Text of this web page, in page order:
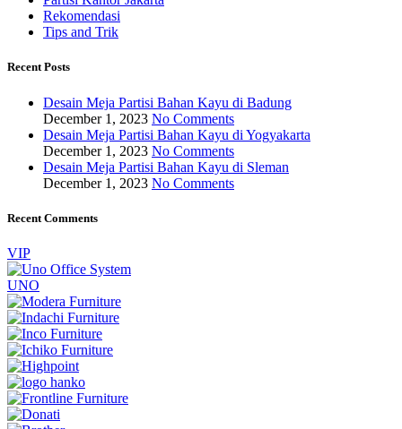
Rekomendasi
Tips and Trik
Recent Posts
Desain Meja Partisi Bahan Kayu di Badung
December 1, 2023 No Comments
Desain Meja Partisi Bahan Kayu di Yogyakarta
December 1, 2023 No Comments
Desain Meja Partisi Bahan Kayu di Sleman
December 1, 2023 No Comments
Recent Comments
VIP
UNO